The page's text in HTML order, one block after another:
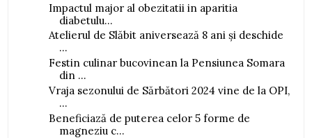
Impactul major al obezitatii in aparitia
diabetulu...
Atelierul de Slăbit aniversează 8 ani și deschide
...
Festin culinar bucovinean la Pensiunea Somara
din ...
Vraja sezonului de Sărbători 2024 vine de la OPI,
...
Beneficiază de puterea celor 5 forme de
magneziu c...